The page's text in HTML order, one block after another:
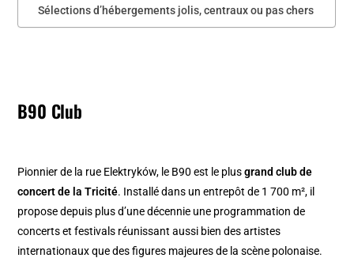
Sélections d’hébergements jolis, centraux ou pas chers
B90 Club
Pionnier de la rue Elektryków, le B90 est le plusgrand club de
concert de la Tricité. Installé dans un entrepôt de 1 700 m², il
propose depuis plus d’une décennie une programmation de
concerts et festivals réunissant aussi bien des artistes
internationaux que des figures majeures de la scène polonaise.